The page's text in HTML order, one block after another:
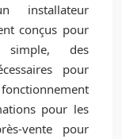
installateur
conçus pour
simple, des
pour
pour les
vente pour